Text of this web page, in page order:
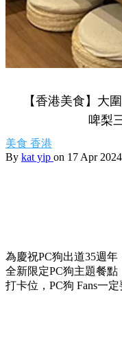
【香港美食】大
啤梨
美食 香港
By kat yip on 17 Apr 2024
為慶祝PC狗出道35週年
全新限定PC狗主題餐
打卡位，PC狗 Fans一定